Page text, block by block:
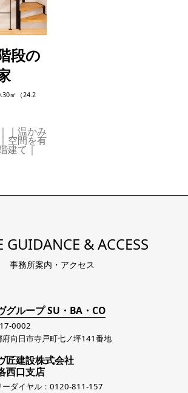
段の
㎡（24.2
｜温かみ
空間を有
建て｜
GUIDANCE & ACCESS
事務所案内・アクセス
グループ SU・BA・CO
0002
府向日市寺戸町七ノ坪141番地
匠建設株式会社
西口支店
ーダイヤル：0120-811-157